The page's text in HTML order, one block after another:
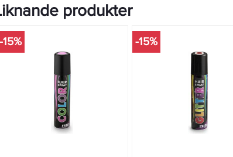
produkter
-15% -15%